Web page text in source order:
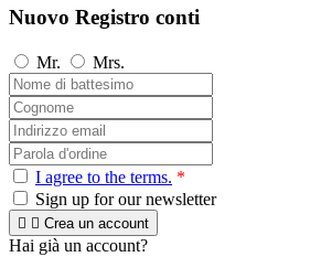
Nuovo Registro conti
Mr. Mrs.
I agree to the terms. *
Sign up for our newsletter
  Crea un account
Hai già un account?